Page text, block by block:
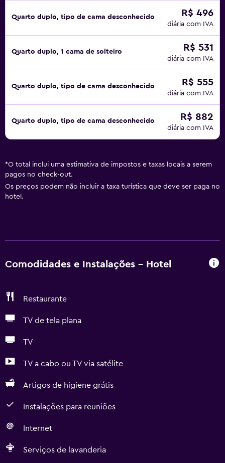
Quarto duplo, tipo de cama desconhecido R$ 496
diária com IVA
Quarto duplo, 1 cama de solteiro R$ 531
diária com IVA
Quarto duplo, tipo de cama desconhecido R$ 555
diária com IVA
Quarto duplo, tipo de cama desconhecido R$ 882
diária com IVA
*O total inclui uma estimativa de impostos e taxas locais a serem
pagos no check-out.
Os preços podem não incluir a taxa turística que deve ser paga no
hotel.
Comodidades e Instalações - Hotel
Restaurante
TV de tela plana
TV
TV a cabo ou TV via satélite
Artigos de higiene grátis
Instalações para reuniões
Internet
Serviços de lavanderia